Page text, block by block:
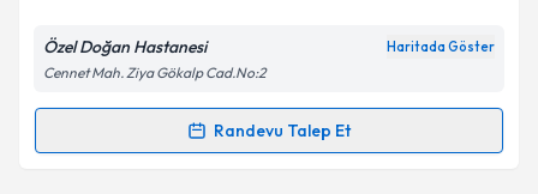
Kişisel verilerimin işlenmesine ilişkinAydınlatma
Özel Doğan Hastanesi Haritada Göster
Cennet Mah. Ziya Gökalp Cad.No:2
Randevu Talep Et
Randevu Takvimi Talebi